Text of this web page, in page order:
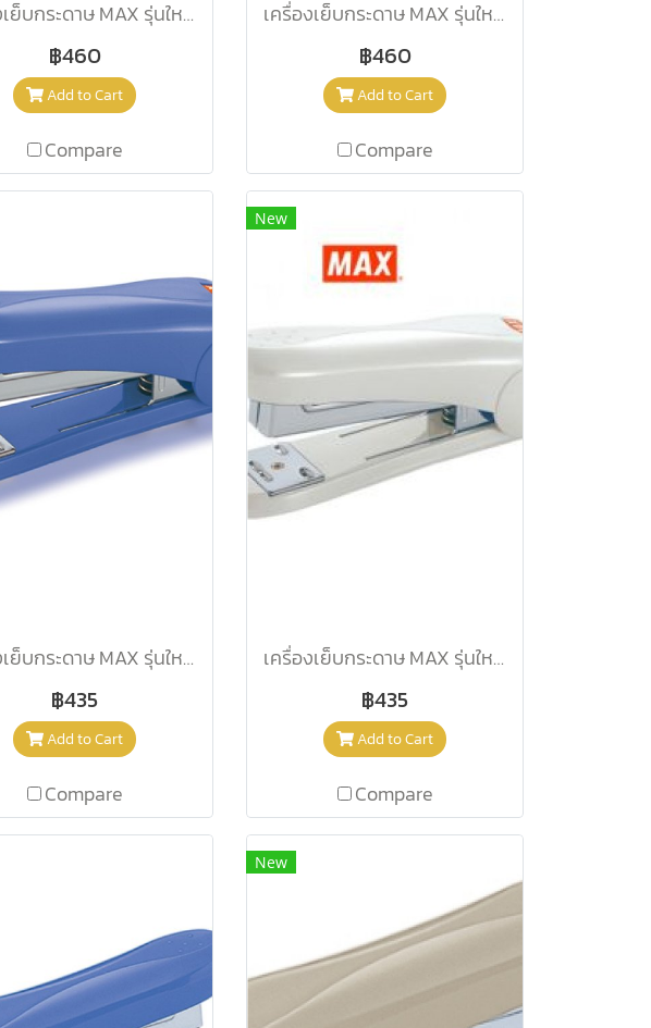
เครื่องเย็บกระดาษ MAX รุ่นใหม่ HD-88R เบจ
฿460
Add to Cart
Compare
เครื่องเย็บกระดาษ MAX รุ่นใหม่ HD-88R น้ำเงิน
฿460
Add to Cart
Compare
เครื่องเย็บกระดาษ MAX รุ่นใหม่ HD-88 น้ำเงิน
฿435
Add to Cart
Compare
New
เครื่องเย็บกระดาษ MAX รุ่นใหม่ HD-88 เทา
฿435
Add to Cart
Compare
New